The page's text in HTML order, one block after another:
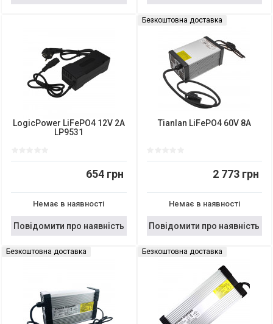
LogicPower LiFePO4 12V 2A
LP9531
654 грн
Немає в наявності
Повідомити про наявність
Безкоштовна доставка
Tianlan LiFePO4 60V 8A
2 773 грн
Немає в наявності
Повідомити про наявність
Безкоштовна доставка Безкоштовна доставка